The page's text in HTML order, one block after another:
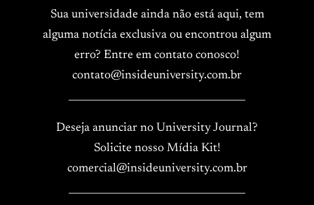
Sua universidade ainda não está aqui, tem
alguma notícia exclusiva ou encontrou algum
erro? Entre em contato conosco!
contato@insideuniversity.com.br
Deseja anunciar no University Journal?
Solicite nosso Mídia Kit!
comercial@insideuniversity.com.br